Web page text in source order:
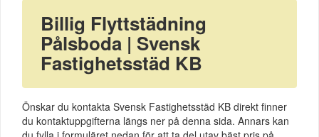
Billig Flyttstädning
Pålsboda | Svensk
Fastighetsstäd KB
Önskar du kontakta Svensk Fastighetsstäd KB direkt finner
du kontaktuppgifterna längs ner på denna sida. Annars kan